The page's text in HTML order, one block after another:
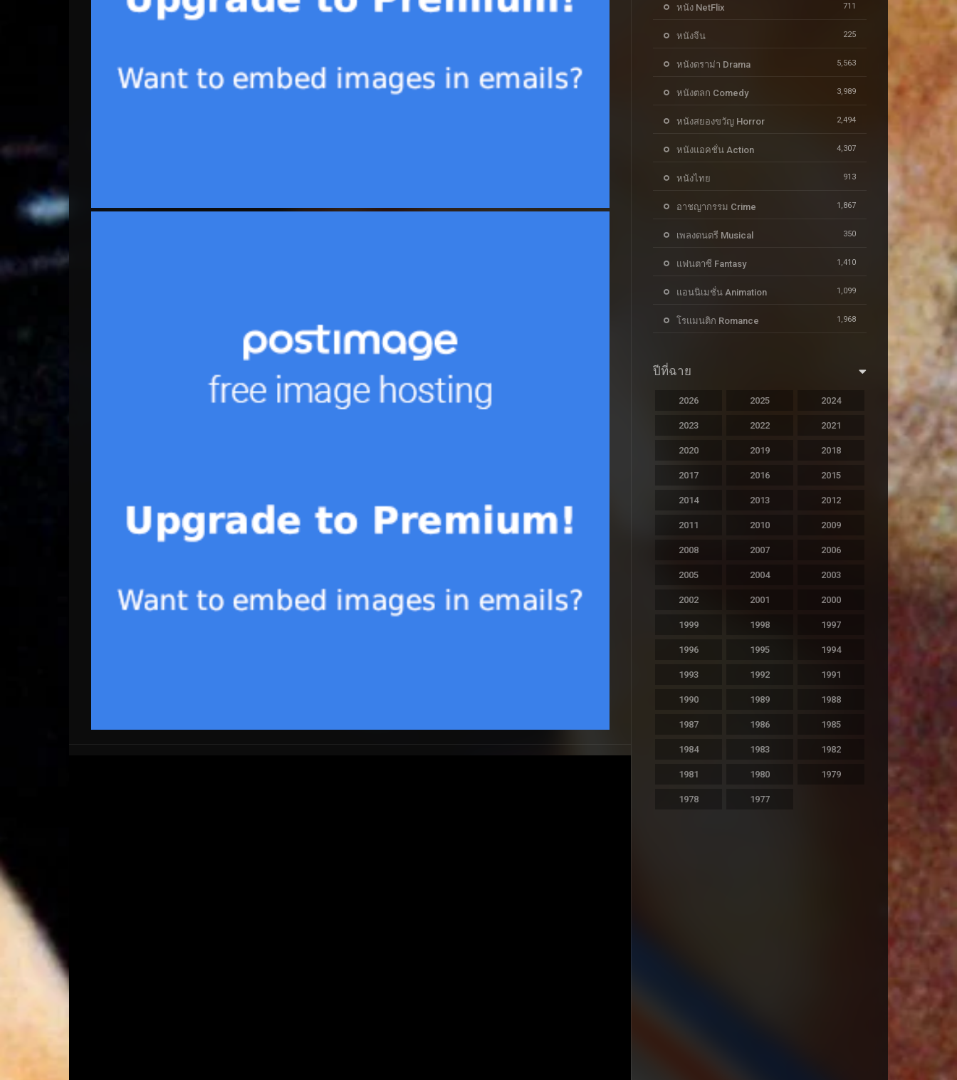
หนัง NetFlix 711
หนังจีน 225
หนังดราม่า Drama 5,563
หนังตลก Comedy 3,989
หนังสยองขวัญ Horror 2,494
หนังแอคชั่น Action 4,307
หนังไทย 913
อาชญากรรม Crime 1,867
เพลงดนตรี Musical 350
แฟนตาซี Fantasy 1,410
แอนนิเมชั่น Animation 1,099
โรแมนติก Romance 1,968
ปีที่ฉาย
2026 2025 2024
2023 2022 2021
2020 2019 2018
2017 2016 2015
2014 2013 2012
2011 2010 2009
2008 2007 2006
2005 2004 2003
2002 2001 2000
1999 1998 1997
1996 1995 1994
1993 1992 1991
1990 1989 1988
1987 1986 1985
1984 1983 1982
1981 1980 1979
1978 1977